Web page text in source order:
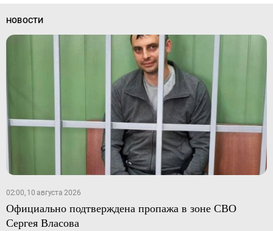
НОВОСТИ
02:00, 10 августа 2026
Официально подтверждена пропажа в зоне СВО
Сергея Власова